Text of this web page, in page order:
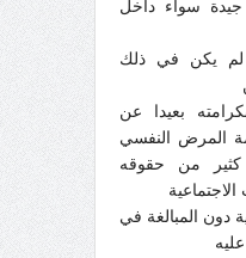
سواء داخل
يكن في ذلك
بعيدا عن
المرض النفسي
من حقوقه
دون المبالغة في